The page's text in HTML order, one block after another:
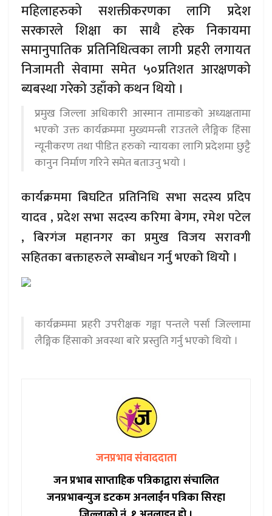
महिलाहरुको सशक्तीकरणका लागि प्रदेश
सरकारले शिक्षा का साथै हरेक निकायमा
समानुपातिक प्रतिनिधित्वका लागी प्रहरी लगायत
निजामती सेवामा समेत ५०प्रतिशत आरक्षणको
ब्यबस्था गरेको उहाँको कथन थियो ।
प्रमुख जिल्ला अधिकारी आस्मान तामाङको अध्यक्षतामा
भएको उक्त कार्यक्रममा मुख्यमन्त्री राउतले लैङ्गिक हिंसा
न्यूनीकरण तथा पीडित हरुको न्यायका लागि प्रदेशमा छुट्टै
कानुन निर्माण गरिने समेत बताउनु भयो ।
कार्यक्रममा बिघटित प्रतिनिधि सभा सदस्य प्रदिप
यादव , प्रदेश सभा सदस्य करिमा बेगम, रमेश पटेल
, बिरगंज महानगर का प्रमुख विजय सरावगी
सहितका बक्ताहरुले सम्बोधन गर्नु भएको थियोे ।
कार्यक्रममा प्रहरी उपरीक्षक गङ्गा पन्तले पर्सा जिल्लामा
लैङ्गिक हिंसाको अवस्था बारे प्रस्तुति गर्नु भएको थियो ।
जनप्रभाव संवाददाता
जन प्रभाब साप्ताहिक पत्रिकाद्वारा संचालित
जनप्रभाबन्युज डटकम अनलाईन पत्रिका सिरहा